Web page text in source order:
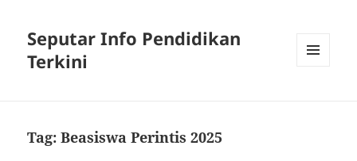
Seputar Info Pendidikan
Terkini
Tag:Beasiswa Perintis 2025